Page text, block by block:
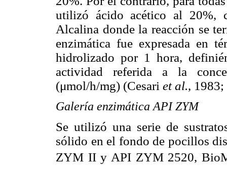
utilizó ácido acético al 20%,
Alcalina donde la reacción se
enzimática fue expresada en
hidrolizado por 1 hora,
actividad referida a la
(μmol/h/mg) (Cesari et al.,
Galería enzimática API ZYM
Se utilizó una serie de
sólido en el fondo de pocillos
ZYM II y API ZYM 2520,